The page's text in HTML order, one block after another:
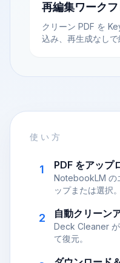
再編集ワーク
クリーン PDF を
込み、再生成なしで
使い方
1 PDF をアップ
NotebookLM の
ップまたは選択。
2 自動クリーン
Deck Cleaner
て復元。